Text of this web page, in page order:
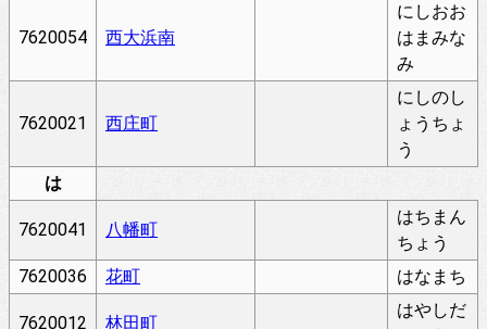
7620054 西大浜南
にしおお
はまみな
み
7620021 西庄町
にしのし
ょうちょ
う
は
7620041 八幡町
はちまん
ちょう
7620036
花町 はなまち
7620012 林田町
はやしだ